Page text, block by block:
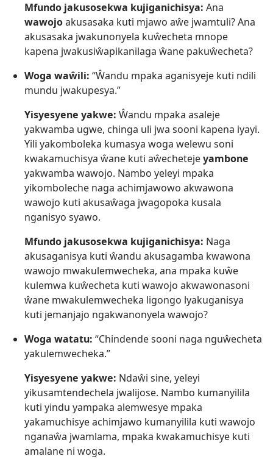
Mfundo jakusosekwa kujiganichisya: Ana
wawojoakusasaka kuti mjawo aŵe jwamtuli? Ana
akusasaka jwakunonyela kuŵecheta mnope
kapena jwakusiŵapikanilaga ŵane pakuŵecheta?
Woga waŵili: “Ŵandu mpaka aganisyeje kuti ndili
mundu jwakupesya.”
Yisyesyene yakwe: Ŵandu mpaka asaleje
yakwamba ugwe, chinga uli jwa sooni kapena iyayi.
Yili yakomboleka kumasya woga welewu soni
kwakamuchisya ŵane kuti aŵechetejeyambone
yakwamba wawojo. Nambo yeleyi mpaka
yikomboleche naga achimjawowo akwawona
wawojo kuti akusaŵaga jwagopoka kusala
nganisyo syawo.
Mfundo jakusosekwa kujiganichisya: Naga
akusaganisya kuti ŵandu akusagamba kwawona
wawojo mwakulemwecheka, ana mpaka kuŵe
kulemwa kuŵecheta kuti wawojo akwawonasoni
ŵane mwakulemwecheka ligongo lyakuganisya
kuti jemanjajo ngakwanonyela wawojo?
Woga watatu: “Chindende sooni naga nguŵecheta
yakulemwecheka.”
Yisyesyene yakwe: Ndaŵi sine, yeleyi
yikusamtendechela jwalijose. Nambo kumanyilila
kuti yindu yampaka alemwesye mpaka
yakamuchisye achimjawo kumanyilila kuti wawojo
nganaŵa jwamlama, mpaka kwakamuchisye kuti
amalane ni woga.